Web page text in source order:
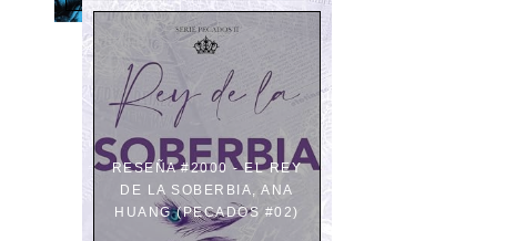
RESEÑA #2000 - EL REY
DE LA SOBERBIA, ANA
HUANG (PECADOS #02)